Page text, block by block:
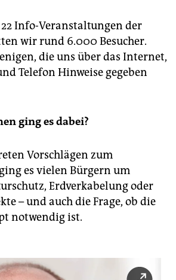
22 Info-Veranstaltungen der
wir rund 6.000 Besucher.
die uns über das Internet,
Telefon Hinweise gegeben
ging es dabei?
Vorschlägen zum
es vielen Bürgern um
Erdverkabelung oder
– und auch die Frage, ob die
notwendig ist.